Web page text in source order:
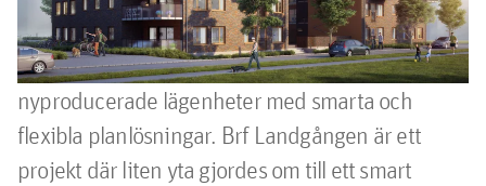
Brf Landgången är belägen i det populära
området Nissastrand i Halmstad och består av 55
nyproducerade lägenheter med smarta och
flexibla planlösningar. Brf Landgången är ett
projekt där liten yta gjordes om till ett smart